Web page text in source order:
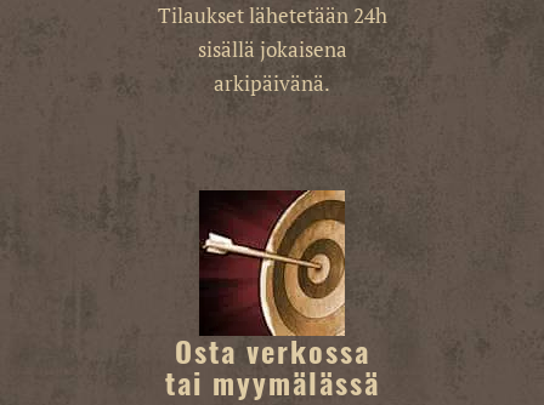
Tilaukset lähetetään 24h
sisällä jokaisena
arkipäivänä.
Osta verkossa
tai myymälässä